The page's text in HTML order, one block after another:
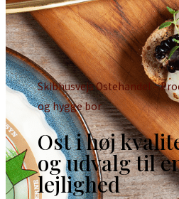
Skibhusvejs Ostehandel –
og hygge bor
Ost i høj
og udvalg til
lejlighed